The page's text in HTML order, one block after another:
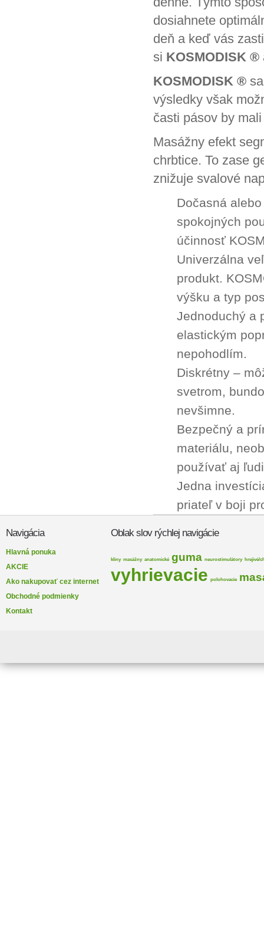
dosiahnete
deň a keď vás
si KOSMODISK ®
KOSMODISK ®
výsledky však
časti pásov by
Masážny efekt
chrbtice. To zase
znižuje svalové
Dočasná
spokojných
účinnosť
Univerzálna
produkt.
výšku a typ
Jednoduchý a
elastickým
nepohodlím.
Diskrétny –
svetrom,
nevšimne.
Bezpečný a
materiálu,
používať aj
Jedna
priateľ v boji
Navigácia
Hlavná ponuka
AKCIE
Ako nakupovať cez internet
Obchodné podmienky
Kontakt
Oblak slov rýchlej navigácie
kliny masážny anatomické guma neurostimulátory hrejivé/
vyhrievacie polohovacie